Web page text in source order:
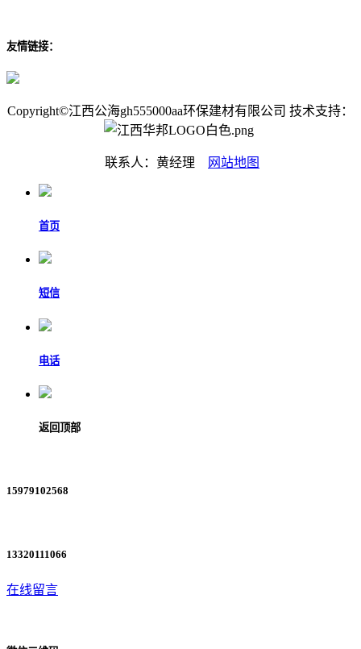
友情链接：
Copyright©江西公海gh555000aa环保建材有限公司 技术支持：
联系人：黄经理 网站地图
首页
短信
电话
返回顶部
15979102568
13320111066
在线留言